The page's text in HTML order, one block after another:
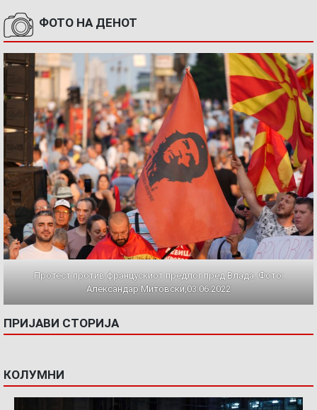
ФОТО НА ДЕНОТ
Протест против францускиот предлог пред Влада. Фото:
Александар Митовски,03.06.2022
ПРИЈАВИ СТОРИЈА
КОЛУМНИ